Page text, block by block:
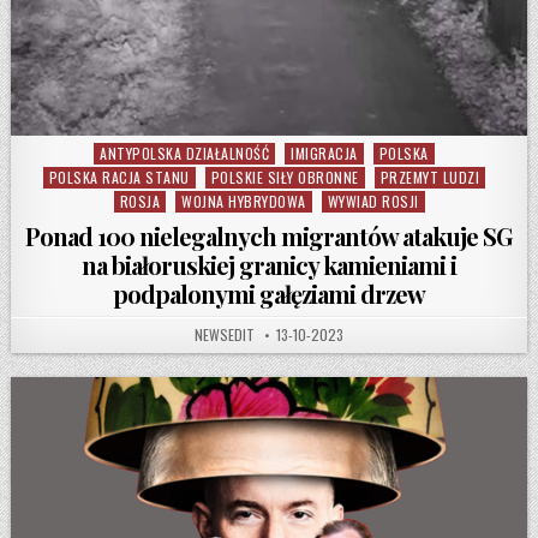
Posted in
ANTYPOLSKA DZIAŁALNOŚĆ IMIGRACJA
POLSKA
POLSKA RACJA STANU
POLSKIE SIŁY OBRONNE
PRZEMYT LUDZI
ROSJA
WOJNA HYBRYDOWA WYWIAD ROSJI
Ponad 100 nielegalnych migrantów atakuje SG
na białoruskiej granicy kamieniami i
podpalonymi gałęziami drzew
AUTHOR:
NEWSEDIT PUBLISHED DATE:
13-10-2023